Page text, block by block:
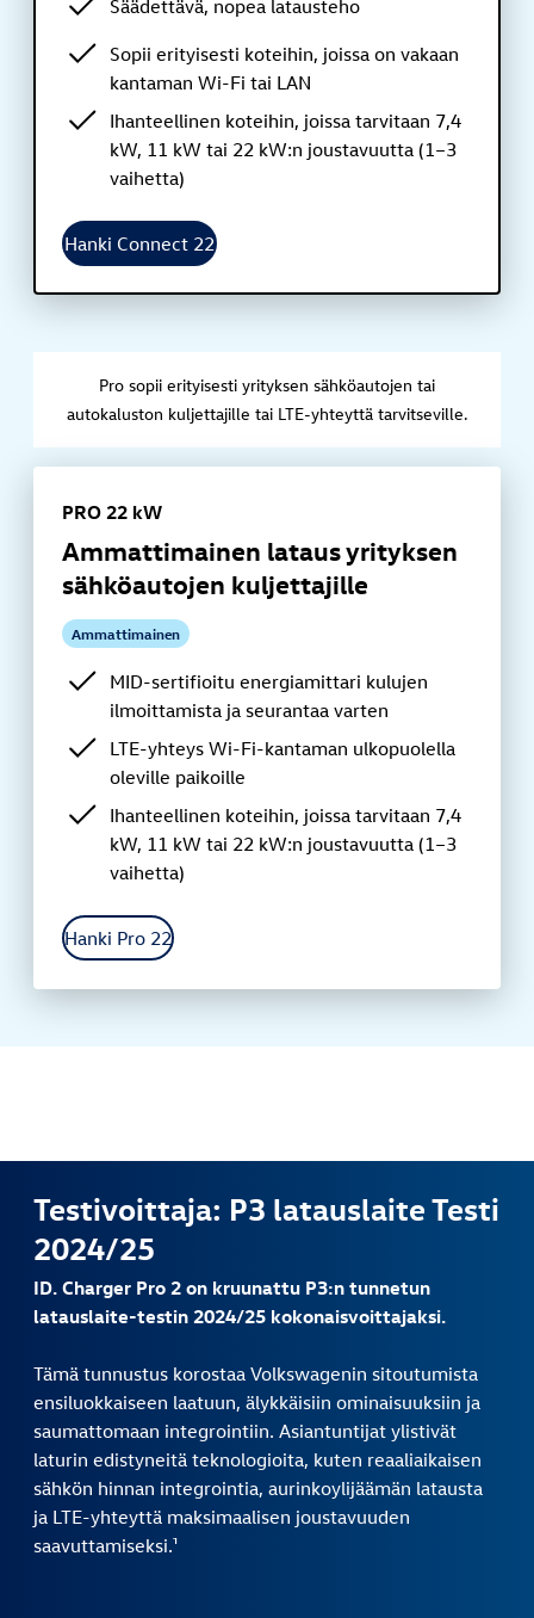
Säädettävä, nopea latausteho
Sopii erityisesti koteihin, joissa on vakaan
kantaman Wi-Fi tai LAN
Ihanteellinen koteihin, joissa tarvitaan 7,4
kW, 11 kW tai 22 kW:n joustavuutta (1–3
vaihetta)
Hanki Connect 22
Pro sopii erityisesti yrityksen sähköautojen tai
autokaluston kuljettajille tai LTE-yhteyttä tarvitseville.
PRO 22 kW
Ammattimainen lataus yrityksen
sähköautojen kuljettajille
Ammattimainen
MID-sertifioitu energiamittari kulujen
ilmoittamista ja seurantaa varten
LTE-yhteys Wi-Fi-kantaman ulkopuolella
oleville paikoille
Ihanteellinen koteihin, joissa tarvitaan 7,4
kW, 11 kW tai 22 kW:n joustavuutta (1–3
vaihetta)
Hanki Pro 22
Testivoittaja: P3 latauslaite Testi
2024/25
ID. Charger Pro 2 on kruunattu P3:n tunnetun
latauslaite-testin 2024/25 kokonaisvoittajaksi.
Tämä tunnustus korostaa Volkswagenin sitoutumista
ensiluokkaiseen laatuun, älykkäisiin ominaisuuksiin ja
saumattomaan integrointiin. Asiantuntijat ylistivät
laturin edistyneitä teknologioita, kuten reaaliaikaisen
sähkön hinnan integrointia, aurinkoylijäämän latausta
ja LTE-yhteyttä maksimaalisen joustavuuden
saavuttamiseksi.¹